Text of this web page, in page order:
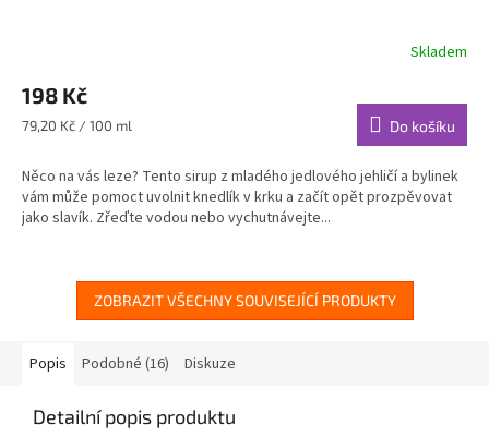
Skladem
198 Kč
Měrná
79,20 Kč / 100 ml Do košíku
Něco na vás leze? Tento sirup z mladého jedlového jehličí a bylinek
vám může pomoct uvolnit knedlík v krku a začít opět prozpěvovat
jako slavík. Zřeďte vodou nebo vychutnávejte...
ZOBRAZIT VŠECHNY SOUVISEJÍCÍ PRODUKTY
Popis Podobné (16) Diskuze
Detailní popis produktu